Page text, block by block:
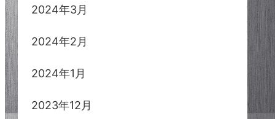
2024年3月
2024年2月
2024年1月
2023年12月